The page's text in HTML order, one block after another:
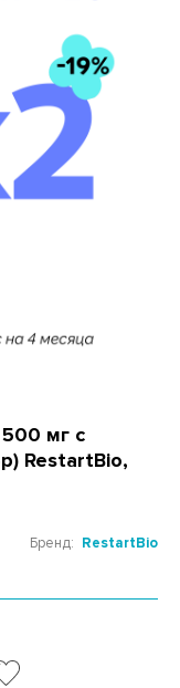
мг с
RestartBio,
Бренд: RestartBio